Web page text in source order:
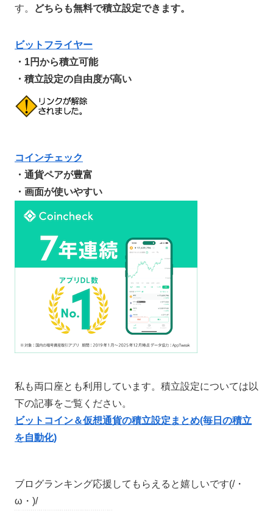
す。 どちらも無料で積立設定できます。
ビットフライヤー
・1円から積立可能
・積立設定の自由度が高い
コインチェック
・通貨ペアが豊富
・画面が使いやすい
私も両口座とも利用しています。積立設定については以
下の記事をご覧ください。
ビットコイン＆仮想通貨の積立設定まとめ(毎日の積立
を自動化)
ブログランキング応援してもらえると嬉しいです(/・
ω・)/